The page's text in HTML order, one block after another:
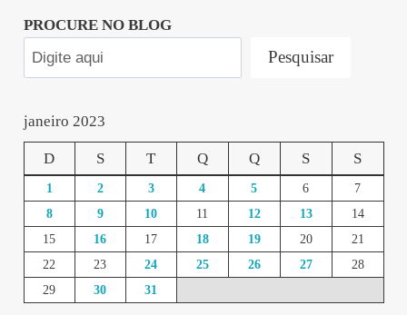
PROCURE NO BLOG
Pesquisar
janeiro 2023
D S T Q Q S S
1 2 3 4 5 6
7
8
9 10 11 12 13
14
15
16 17 18 19 20
21
22
23 24 25 26 27
28
29
30 31